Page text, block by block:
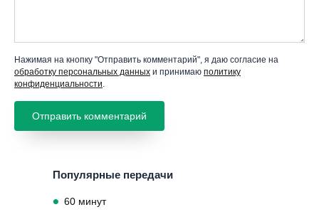
Нажимая на кнопку "Отправить комментарий", я даю согласие на
обработку персональных данных и принимаю политику
конфиденциальности.
Популярные передачи
60 минут